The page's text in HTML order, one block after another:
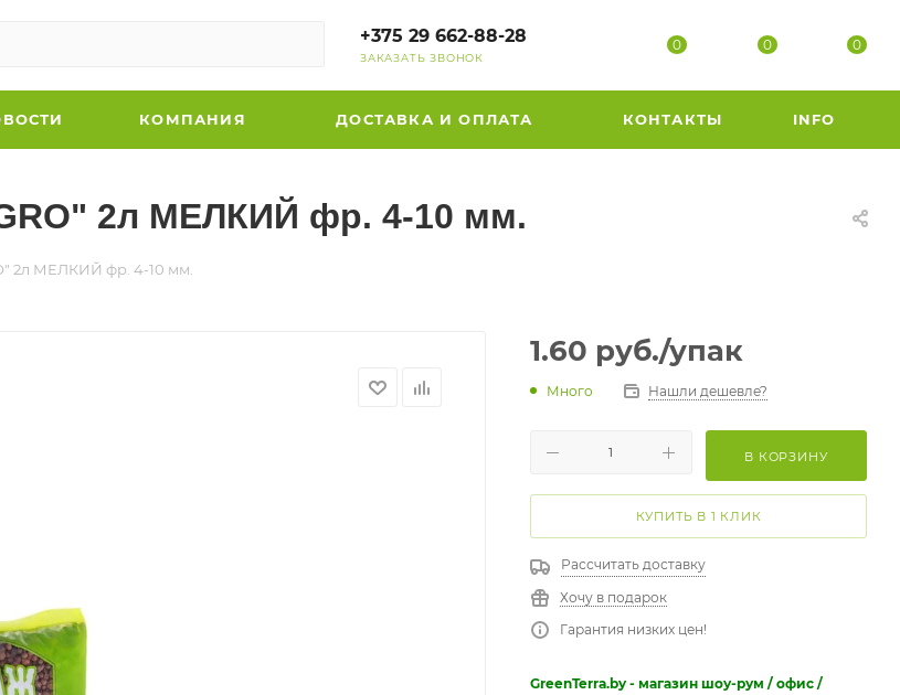
+375 29 662-88-28
ЗАКАЗАТЬ ЗВОНОК
0 0 0
КОМПАНИЯ ДОСТАВКА И ОПЛАТА КОНТАКТЫ INFO
2л МЕЛКИЙ фр. 4-10 мм.
2л МЕЛКИЙ фр. 4-10 мм.
1.60 руб./упак
Много Нашли дешевле?
В КОРЗИНУ
КУПИТЬ В 1 КЛИК
Рассчитать доставку
Хочу в подарок
Гарантия низких цен!
GreenTerra.by - магазин шоу-рум / офис /